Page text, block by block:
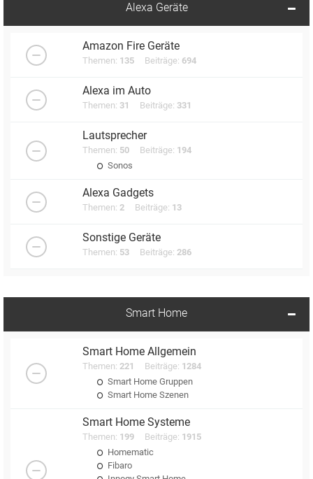
Alexa Geräte
Amazon Fire Geräte
Themen: 135 Beiträge: 694
Alexa im Auto
Themen: 31 Beiträge: 331
Lautsprecher
Themen: 50 Beiträge: 194
Sonos
Alexa Gadgets
Themen: 2 Beiträge: 13
Sonstige Geräte
Themen: 53 Beiträge: 286
Smart Home
Smart Home Allgemein
Themen: 221 Beiträge: 1284
Smart Home Gruppen
Smart Home Szenen
Smart Home Systeme
Themen: 199 Beiträge: 1915
Homematic
Fibaro